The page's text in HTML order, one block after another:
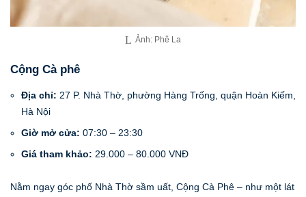
Ảnh: Phê La
Cộng Cà phê
Địa chỉ: 27 P. Nhà Thờ, phường Hàng Trống, quận Hoàn Kiếm,
Hà Nội
Giờ mở cửa: 07:30 – 23:30
Giá tham khảo: 29.000 – 80.000 VNĐ
Nằm ngay góc phố Nhà Thờ sầm uất, Cộng Cà Phê – như một lát